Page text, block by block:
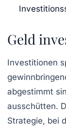
Geld
Investitionen
abgestimmt
ausschütten.
Strategie, bei